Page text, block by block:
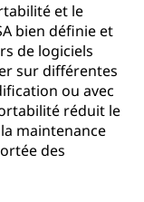
et le
bien définie et
de logiciels
sur différentes
ou avec
réduit le
maintenance
des